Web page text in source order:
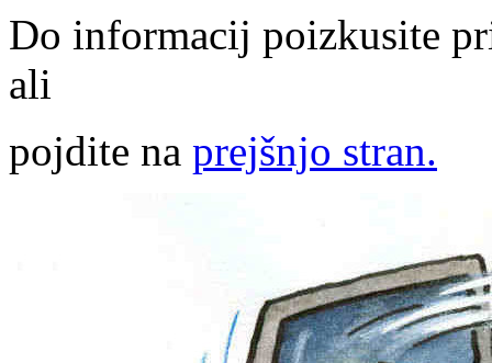
Do informacij poizkusite
ali
pojdite na prejšnjo stran.